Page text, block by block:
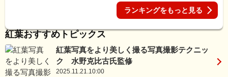
ランキングをもっと見る
紅葉おすすめトピックス
紅葉写真をより美しく撮る写真撮影テクニッ
ク 水野克比古氏監修
2025.11.21.10:00